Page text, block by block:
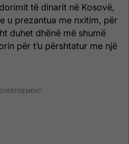
të dinarit në Kosovë,
u prezantua me nxitim, për
duhet dhënë më shumë
për t’u përshtatur me një